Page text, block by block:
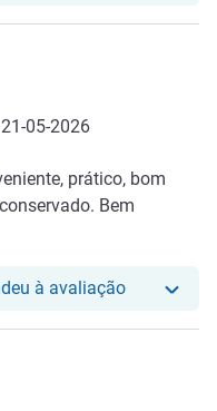
21-05-2026
prático, bom
Bem
à avaliaçãoO nosso